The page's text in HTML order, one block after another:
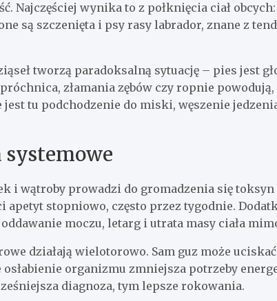
Najczęściej wynika to z połknięcia ciał
są szczenięta i psy rasy labrador, znane z
tworzą paradoksalną sytuację – pies jest
złamania zębów czy ropnie
tu podchodzenie do miski, węszenie
systemowe
i wątroby prowadzi do gromadzenia się
apetyt stopniowo, często przez tygodnie.
moczu, letarg i utrata masy ciała
działają wielotorowo. Sam guz może
osłabienie organizmu zmniejsza potrzeby
diagnoza, tym lepsze rokowania.